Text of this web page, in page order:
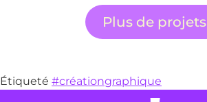
Plus de projets
Étiqueté #créationgraphique